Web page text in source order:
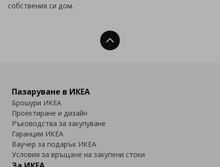
собствения си дом.
Нагоре
Пазаруване в ИКЕА
Брошури ИКЕА
Проектиране и дизайн
Ръководства за закупуване
Гаранции ИКЕА
Ваучер за подарък ИКЕА
Условия за връщане на закупени стоки